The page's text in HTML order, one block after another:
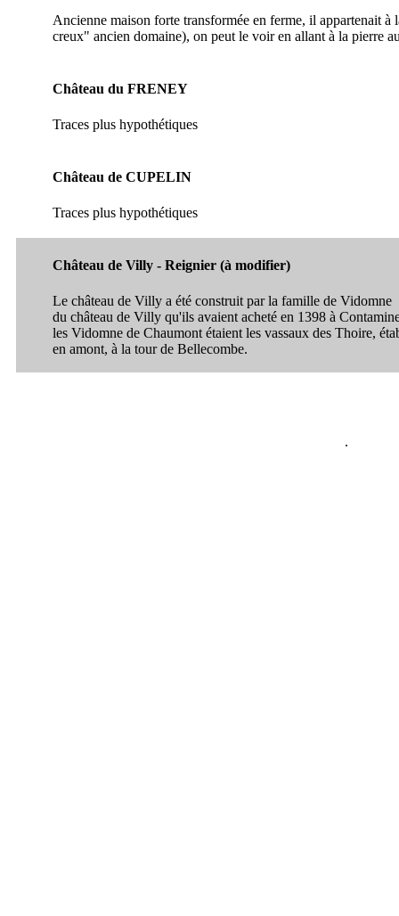
Ancienne maison forte transformée en ferme, il appartenait
creux" ancien domaine), on peut le voir en allant à la pierre
Château du FRENEY
Traces plus hypothétiques
Château de CUPELIN
Traces plus hypothétiques
Château de Villy - Reignier (à modifier)
Le château de Villy a été construit par la famille de
du château de Villy qu'ils avaient acheté en 1398 à
les Vidomne de Chaumont étaient les vassaux des Thoire,
en amont, à la tour de Bellecombe.
.